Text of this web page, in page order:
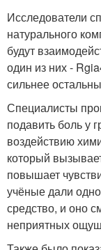
Исследователи
натурального
будут
один из них -
сильнее
Специалисты
подавить боль у
воздействию
который
повышает
учёные дали
средство, и оно
неприятных